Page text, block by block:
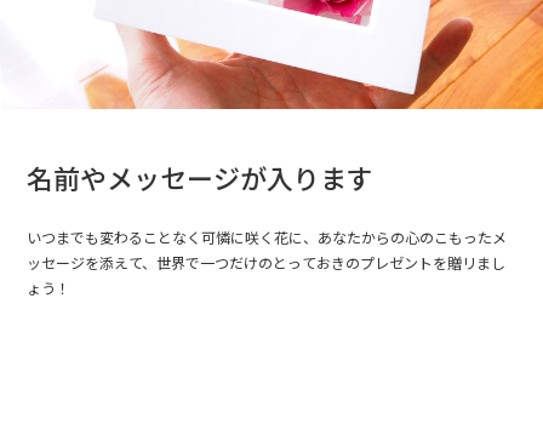
名前やメッセージが入ります
いつまでも変わることなく可憐に咲く花に、あなたからの心のこもったメ
ッセージを添えて、世界で一つだけのとっておきのプレゼントを贈リまし
ょう！